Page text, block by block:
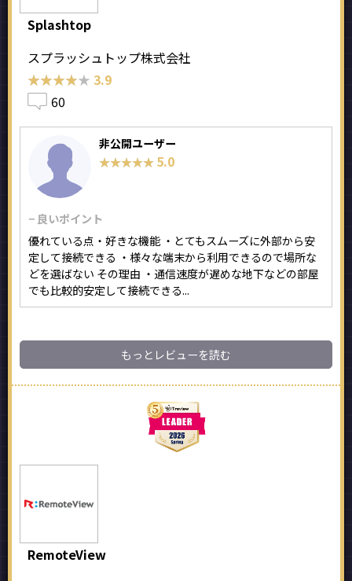
Splashtop
スプラッシュトップ株式会社
★★★★★
★★★★★ 3.9
60
非公開ユーザー
★★★★★
★★★★★ 5.0
− 良いポイント
優れている点・好きな機能 ・とてもスムーズに外部から安
定して接続できる ・様々な端末から利用できるので場所な
どを選ばない その理由 ・通信速度が遅めな地下などの部屋
でも比較的安定して接続できる...
もっとレビューを読む
RemoteView